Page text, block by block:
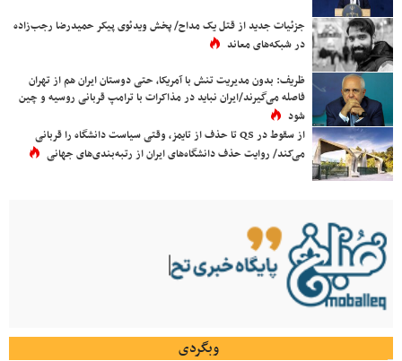
جزئیات جدید از قتل یک مداح/ پخش ویدئوی پیکر حمیدرضا رجب‌زاده
در شبکه‌های معاند
ظریف: بدون مدیریت تنش با آمریکا، حتی دوستان ایران هم از تهران
فاصله می‌گیرند/ایران نباید در مذاکرات با ترامپ قربانی روسیه و چین
شود
از سقوط در QS تا حذف از تایمز، وقتی سیاست دانشگاه را قربانی
می‌کند/ روایت حذف دانشگاه‌های ایران از رتبه‌بندی‌های جهانی
وبگردی